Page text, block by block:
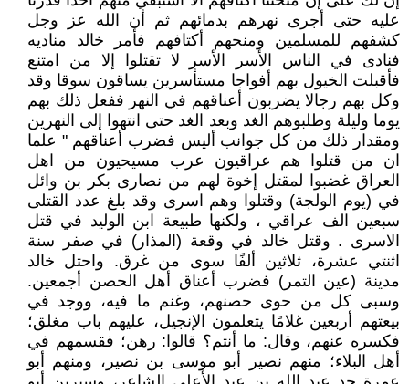
عليه حتى أجرى نهرهم بدمائهم ثم أن الله عز وجل
كشفهم للمسلمين ومنحهم أكتافهم فأمر خالد مناديه
فنادى في الناس الأسر الأسر لا تقتلوا إلا من امتنع
فأقبلت الخيول بهم أفواجا مستأسرين يساقون سوقا وقد
وكل بهم رجالا يضربون أعناقهم في النهر ففعل ذلك بهم
يوما وليلة وطلبوهم الغد وبعد الغد حتى انتهوا إلى النهرين
ومقدار ذلك من كل جوانب أليس فضرب أعناقهم " علما
ان من قتلوا هم عراقيون عرب مسيحيون من اهل
العراق غضبوا لمقتل إخوة لهم من نصارى بكر بن وائل
في (يوم الولجة) وقتلوا وهم اسرى وقد بلغ عدد القتلى
سبعين الف عراقي ، ولكنها طبيعة ابن الوليد في قتل
الاسرى . وقتل خالد في وقعة (المذار) في صفر سنة
اثنتي عشرة، ثلاثين ألفًا سوى من غرق. واحتل خالد
مدينة (عين التمر) فضرب أعناق أهل الحصن أجمعين.
وسبى كل من حوى حصنهم، وغنم ما فيه، ووجد في
بيعتهم أربعين غلامًا يتعلمون الإنجيل، عليهم باب مغلق؛
فكسره عنهم، وقال: ما أنتم؟ قالوا: رهن؛ فقسمهم في
أهل البلاء؛ منهم نصير أبو موسى بن نصير، ومنهم أبو